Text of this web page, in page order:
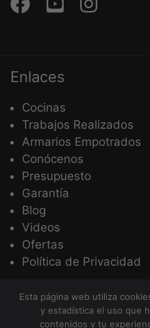
Enlaces
Cocinas
Trabajos Realizados
Armarios Empotrados
Conócenos
Presupuesto
Garantía
Blog
Videos
Ofertas
Política de Privacidad
Copyright © 2026
Derechos
Esta página web utiliza
y estadística el uso que
contenidos y tu